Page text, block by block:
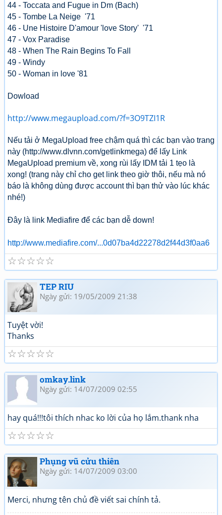
44 - Toccata and Fugue in Dm (Bach)
45 - Tombe La Neige '71
46 - Une Histoire D'amour 'love Story' '71
47 - Vox Paradise
48 - When The Rain Begins To Fall
49 - Windy
50 - Woman in love '81
Dowload
http://www.megaupload.com/?f=3O9TZI1R
Nếu tải ở MegaUpload free chậm quá thì các bạn vào trang
này (http://www.dlvnn.com/getlinkmega) để lấy Link
MegaUpload premium về, xong rùi lấy IDM tải 1 tẹo là
xong! (trang này chỉ cho get link theo giờ thôi, nếu mà nó
báo là không dùng được account thì bạn thử vào lúc khác
nhé!)
Đây là link Mediafire để các bạn dễ down!
http://www.mediafire.com/...0d07ba4d22278d2f44d3f0aa6
☆
☆
☆
☆
☆
TEP RIU
Ngày gửi: 19/05/2009 21:38
Tuyệt vời!
Thanks
☆
☆
☆
☆
☆
omkay.link
Ngày gửi: 14/07/2009 02:55
hay quá!!!tôi thích nhac ko lời của họ lắm.thank nha
☆
☆
☆
☆
☆
Phụng vũ cửu thiên
Ngày gửi: 14/07/2009 03:00
Merci, nhưng tên chủ đề viết sai chính tả.